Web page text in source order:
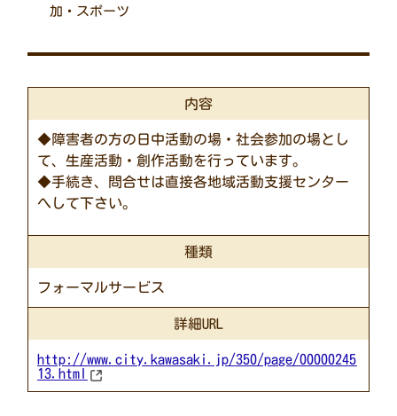
加・スポーツ
内容
◆障害者の方の日中活動の場・社会参加の場とし
て、生産活動・創作活動を行っています。
◆手続き、問合せは直接各地域活動支援センター
へして下さい。
種類
フォーマルサービス
詳細URL
http://www.city.kawasaki.jp/350/page/00000245
13.html